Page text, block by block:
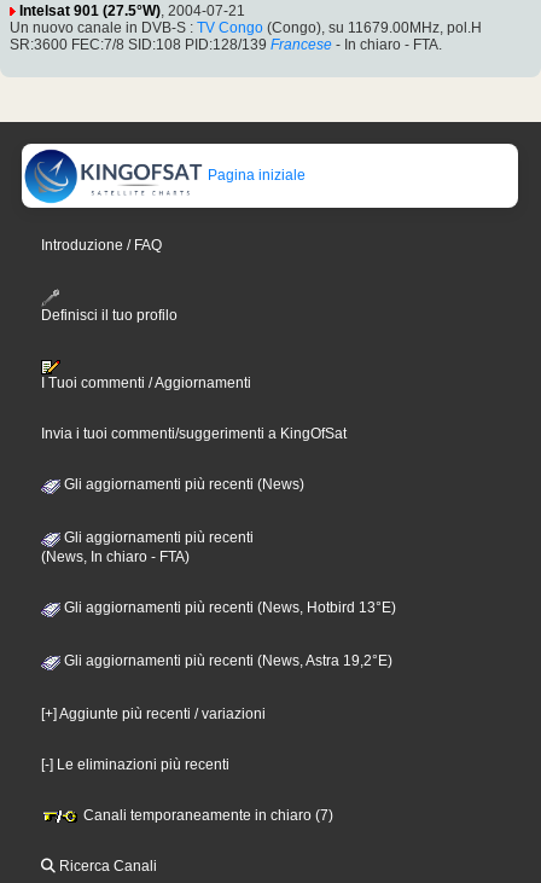
Intelsat 901 (27.5°W), 2004-07-21
Un nuovo canale in DVB-S : TV Congo (Congo), su 11679.00MHz, pol.H
SR:3600 FEC:7/8 SID:108 PID:128/139 Francese - In chiaro - FTA.
Pagina iniziale
Introduzione / FAQ
Definisci il tuo profilo
I Tuoi commenti / Aggiornamenti
Invia i tuoi commenti/suggerimenti a KingOfSat
Gli aggiornamenti più recenti (News)
Gli aggiornamenti più recenti
(News, In chiaro - FTA)
Gli aggiornamenti più recenti (News, Hotbird 13°E)
Gli aggiornamenti più recenti (News, Astra 19,2°E)
[+] Aggiunte più recenti / variazioni
[-] Le eliminazioni più recenti
Canali temporaneamente in chiaro (7)
Ricerca Canali